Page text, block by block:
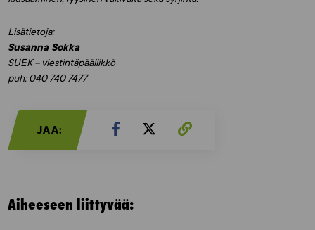
Lisätietoja:
Susanna Sokka
SUEK – viestintäpäällikkö
puh: 040 740 7477
JAA:
Aiheeseen liittyvää: